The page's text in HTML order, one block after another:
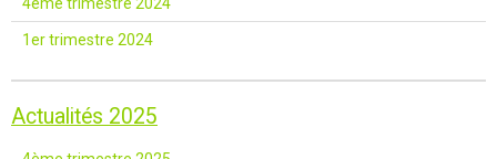
1er trimestre 2024
Actualités 2025